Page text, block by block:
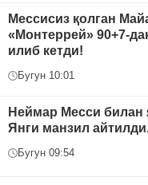
Мессисиз қолган
«Монтеррей» 90+7-
илиб кетди!
Бугун 10:01
Неймар Месси
Янги манзил
Бугун 09:54